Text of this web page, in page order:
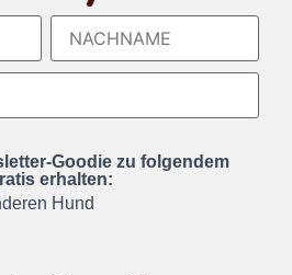
Goodie zu folgendem
erhalten:
Hund